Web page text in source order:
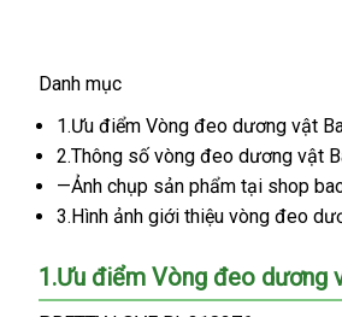
deo
duong
vat
Prettylove
210276
V2
Danh mục
1.Ưu điểm Vòng đeo dương vật
2.Thông số vòng đeo dương vật
—Ảnh chụp sản phẩm tại shop
3.Hình ảnh giới thiệu vòng đeo
1.Ưu điểm Vòng đeo dương